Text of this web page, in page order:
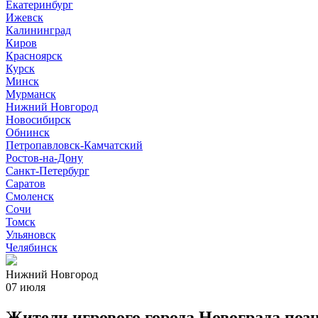
Екатеринбург
Ижевск
Калининград
Киров
Красноярск
Курск
Минск
Мурманск
Нижний Новгород
Новосибирск
Обнинск
Петропавловск-Камчатский
Ростов-на-Дону
Санкт-Петербург
Саратов
Смоленск
Сочи
Томск
Ульяновск
Челябинск
Нижний Новгород
07 июля